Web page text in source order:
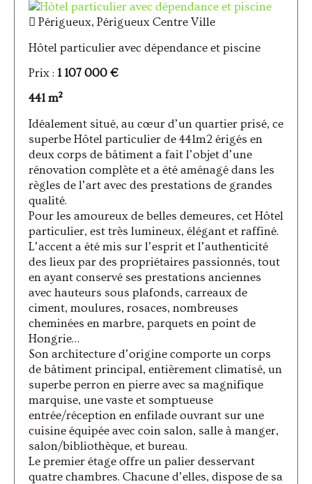
Périgueux, Périgueux Centre Ville
Hôtel particulier avec dépendance et piscine
Prix : 1 107 000 €
441 m²
Idéalement situé, au cœur d’un quartier prisé, ce
superbe Hôtel particulier de 441m2 érigés en
deux corps de bâtiment a fait l’objet d’une
rénovation complète et a été aménagé dans les
règles de l’art avec des prestations de grandes
qualité.
Pour les amoureux de belles demeures, cet Hôtel
particulier, est très lumineux, élégant et raffiné.
L’accent a été mis sur l’esprit et l’authenticité
des lieux par des propriétaires passionnés, tout
en ayant conservé ses prestations anciennes
avec hauteurs sous plafonds, carreaux de
ciment, moulures, rosaces, nombreuses
cheminées en marbre, parquets en point de
Hongrie…
Son architecture d’origine comporte un corps
de bâtiment principal, entièrement climatisé, un
superbe perron en pierre avec sa magnifique
marquise, une vaste et somptueuse
entrée/réception en enfilade ouvrant sur une
cuisine équipée avec coin salon, salle à manger,
salon/bibliothèque, et bureau.
Le premier étage offre un palier desservant
quatre chambres. Chacune d’elles, dispose de sa